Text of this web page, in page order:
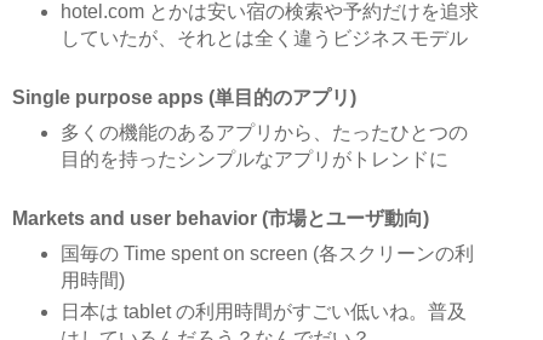
hotel.com とかは安い宿の検索や予約だけを追求
していたが、それとは全く違うビジネスモデル
Single purpose apps (単目的のアプリ)
多くの機能のあるアプリから、たったひとつの
目的を持ったシンプルなアプリがトレンドに
Markets and user behavior (市場とユーザ動向)
国毎の Time spent on screen (各スクリーンの利
用時間)
日本は tablet の利用時間がすごい低いね。普及